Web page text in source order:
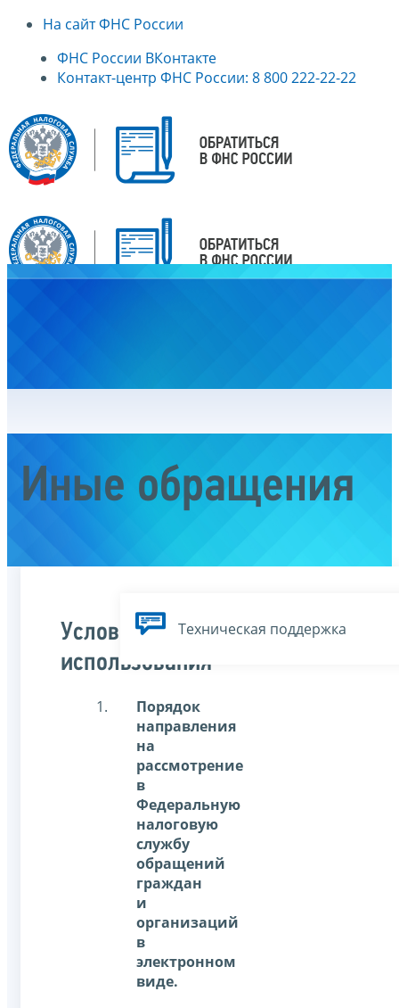
На сайт ФНС России
ФНС России ВКонтакте
Контакт-центр ФНС России: 8 800 222-22-22
Иные обращения
Условия
использования
Порядок
направления
на
рассмотрение
в
Федеральную
налоговую
службу
обращений
граждан
и
организаций
в
электронном
виде.
Техническая поддержка